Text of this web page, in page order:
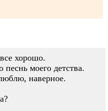
хорошо.
песнь моего детства.
наверное.